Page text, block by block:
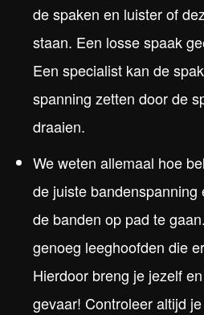
de spaken en luister of
staan. Een losse spaak
Een specialist kan de
spanning zetten door de
draaien.
We weten allemaal hoe
de juiste
de banden op pad te
genoeg leeghoofden die
Hierdoor breng je jezelf
gevaar! Controleer altijd